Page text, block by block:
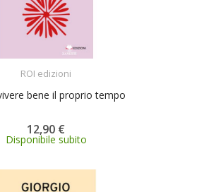
ROI edizioni
bene il proprio tempo
12,90 €
Disponibile subito